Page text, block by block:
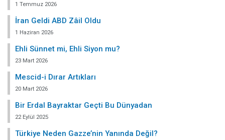
1 Temmuz 2026
İran Geldi ABD Zâil Oldu
1 Haziran 2026
Ehli Sünnet mi, Ehli Siyon mu?
23 Mart 2026
Mescid-i Dırar Artıkları
20 Mart 2026
Bir Erdal Bayraktar Geçti Bu Dünyadan
22 Eylül 2025
Türkiye Neden Gazze’nin Yanında Değil?